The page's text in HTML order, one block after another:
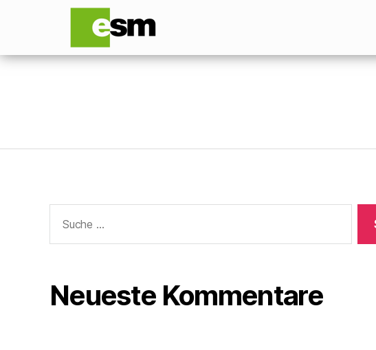
Neueste Kommentare